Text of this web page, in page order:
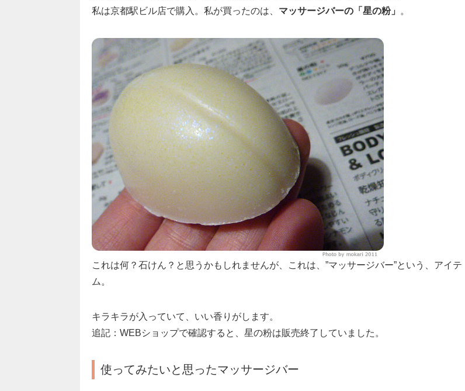
私は京都駅ビル店で購入。私が買ったのは、 マッサージバーの「星の粉」 。
これは何？石けん？と思うかもしれませんが、これは、”マッサージバー”という、アイテ
ム。
キラキラが入っていて、いい香りがします。
追記：WEBショップで確認すると、星の粉は販売終了していました。
使ってみたいと思ったマッサージバー